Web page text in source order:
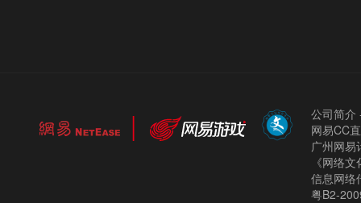
公司简介
网易CC
广州网
《网络
信息网络
粤B2-